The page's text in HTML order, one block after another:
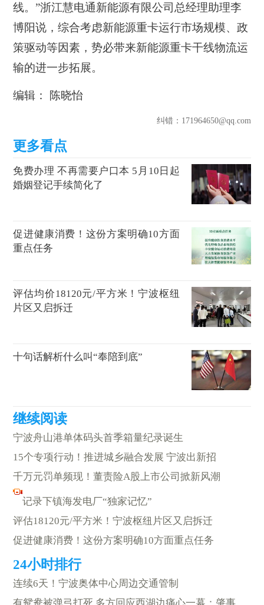
线。”浙江慧电通新能源有限公司总经理助理李
博阳说，综合考虑新能源重卡运行市场规模、政
策驱动等因素，势必带来新能源重卡干线物流运
输的进一步拓展。
编辑： 陈晓怡
纠错：171964650@qq.com
免费办理 不再需要户口本 5月10日起
婚姻登记手续简化了
促进健康消费！这份方案明确10方面
重点任务
评估均价18120元/平方米！宁波枢纽
片区又启拆迁
十句话解析什么叫“奉陪到底”
宁波舟山港单体码头首季箱量纪录诞生
15个专项行动！推进城乡融合发展 宁波出新招
千万元罚单频现！董责险A股上市公司掀新风潮
记录下镇海发电厂“独家记忆”
评估18120元/平方米！宁波枢纽片区又启拆迁
促进健康消费！这份方案明确10方面重点任务
连续6天！宁波奥体中心周边交通管制